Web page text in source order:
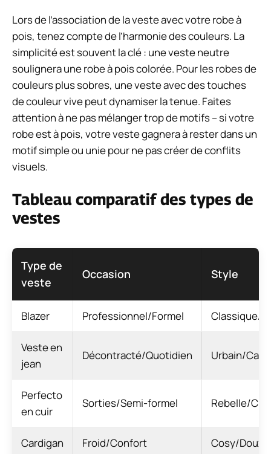
Lors de l’association de la veste avec votre robe à
pois, tenez compte de l’harmonie des couleurs. La
simplicité est souvent la clé : une veste neutre
soulignera une robe à pois colorée. Pour les robes de
couleurs plus sobres, une veste avec des touches
de couleur vive peut dynamiser la tenue. Faites
attention à ne pas mélanger trop de motifs – si votre
robe est à pois, votre veste gagnera à rester dans un
motif simple ou unie pour ne pas créer de conflits
visuels.
Tableau comparatif des types de
vestes
Type de
veste
Occasion Style
Blazer Professionnel/Formel Classique/
Veste en
jean
Décontracté/Quotidien Urbain/
Perfecto
en cuir
Sorties/Semi-formel Rebelle/
Cardigan Froid/Confort Cosy/Doux